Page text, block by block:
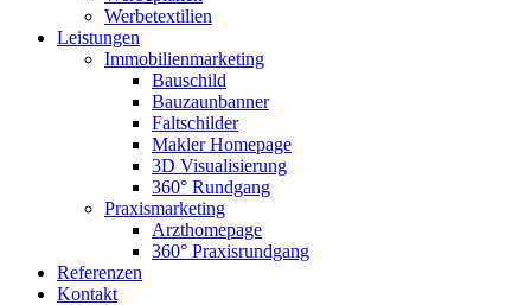
Werbetextilien
Leistungen
Immobilienmarketing
Bauschild
Bauzaunbanner
Faltschilder
Makler Homepage
3D Visualisierung
360° Rundgang
Praxismarketing
Arzthomepage
360° Praxisrundgang
Referenzen
Kontakt